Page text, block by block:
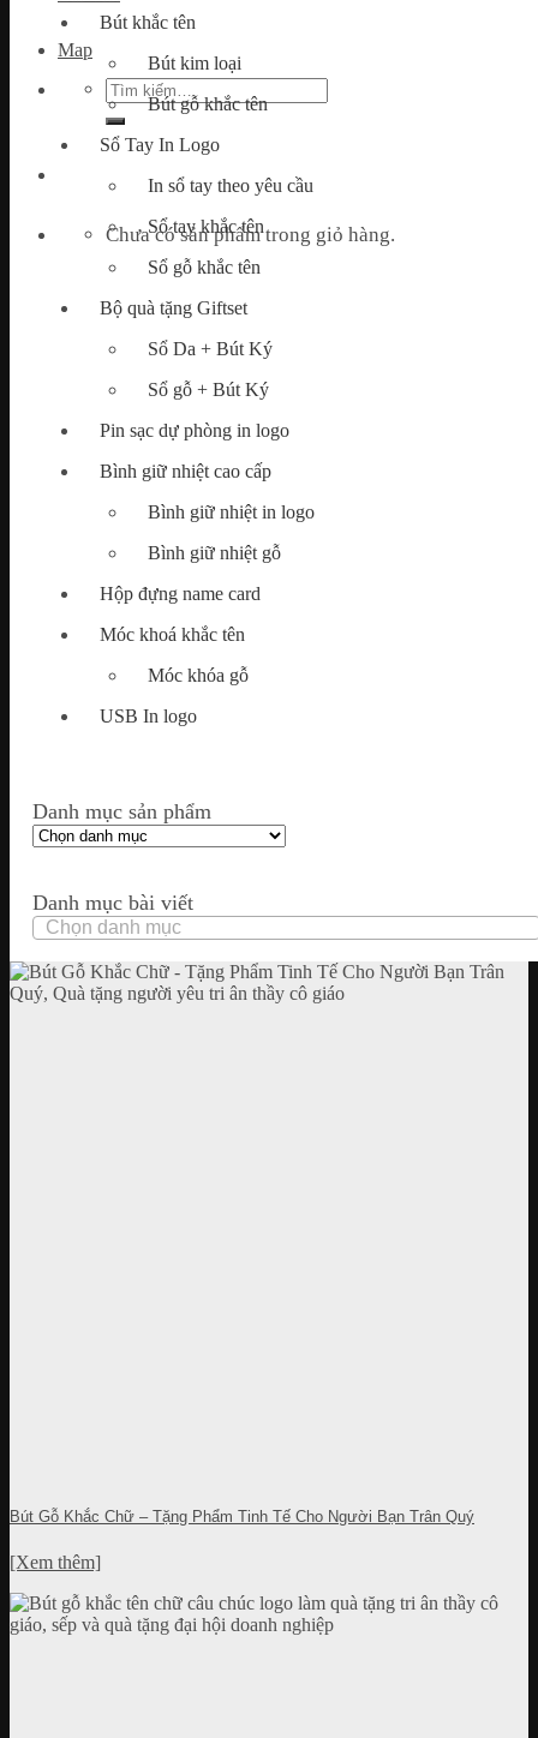
Map
Tìm
kiếm:
Chưa có sản phẩm trong giỏ hàng.
Bút khắc tên
Bút kim loại
Bút gỗ khắc tên
Sổ Tay In Logo
In sổ tay theo yêu cầu
Sổ tay khắc tên
Sổ gỗ khắc tên
Bộ quà tặng Giftset
Sổ Da + Bút Ký
Sổ gỗ + Bút Ký
Pin sạc dự phòng in logo
Bình giữ nhiệt cao cấp
Bình giữ nhiệt in logo
Bình giữ nhiệt gỗ
Hộp đựng name card
Móc khoá khắc tên
Móc khóa gỗ
USB In logo
Danh mục sản phẩm
Danh mục bài viết
Danh
mục
bài
viết
Bút Gỗ Khắc Chữ – Tặng Phẩm Tinh Tế Cho Người Bạn Trân Quý
[Xem thêm]